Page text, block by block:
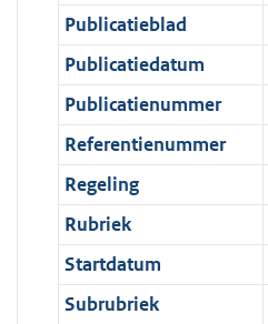
Publicatieblad
Publicatiedatum
Publicatienummer
Referentienummer
Regeling
Rubriek
Startdatum
Subrubriek